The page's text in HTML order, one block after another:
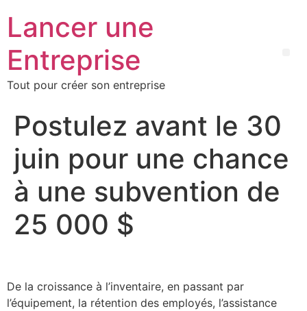
Lancer une
Entreprise
Tout pour créer son entreprise
Postulez avant le 30
juin pour une chance
à une subvention de
25 000 $
De la croissance à l’inventaire, en passant par
l’équipement, la rétention des employés, l’assistance